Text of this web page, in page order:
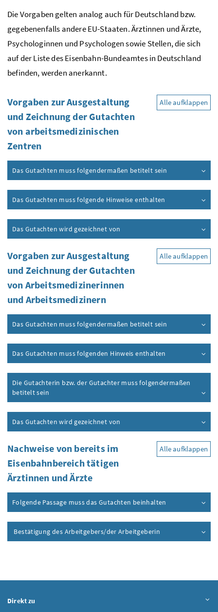
Die Vorgaben gelten analog auch für Deutschland bzw.
gegebenenfalls andere EU-Staaten. Ärztinnen und Ärzte,
Psychologinnen und Psychologen sowie Stellen, die sich
auf der Liste des Eisenbahn-Bundeamtes in Deutschland
befinden, werden anerkannt.
Vorgaben zur Ausgestaltung
und Zeichnung der Gutachten
von arbeitsmedizinischen
Zentren
Alle aufklappen
Das Gutachten muss folgendermaßen betitelt sein
Das Gutachten muss folgende Hinweise enthalten
Das Gutachten wird gezeichnet von
Vorgaben zur Ausgestaltung
und Zeichnung der Gutachten
von Arbeitsmedizinerinnen
und Arbeitsmedizinern
Alle aufklappen
Das Gutachten muss folgendermaßen betitelt sein
Das Gutachten muss folgenden Hinweis enthalten
Die Gutachterin bzw. der Gutachter muss folgendermaßen
betitelt sein
Das Gutachten wird gezeichnet von
Nachweise von bereits im
Eisenbahnbereich tätigen
Ärztinnen und Ärzte
Alle aufklappen
Folgende Passage muss das Gutachten beinhalten
Bestätigung des Arbeitgebers/der Arbeitgeberin
Direkt zu